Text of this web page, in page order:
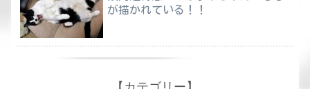
が描かれている！！